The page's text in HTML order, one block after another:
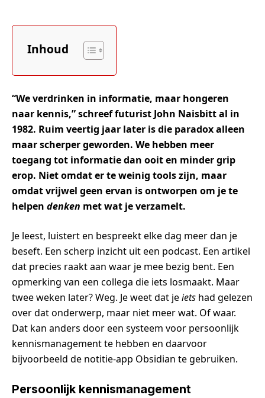
Inhoud
“We verdrinken in informatie, maar hongeren
naar kennis,” schreef futurist John Naisbitt al in
1982. Ruim veertig jaar later is die paradox alleen
maar scherper geworden. We hebben meer
toegang tot informatie dan ooit en minder grip
erop. Niet omdat er te weinig tools zijn, maar
omdat vrijwel geen ervan is ontworpen om je te
helpen denken met wat je verzamelt.
Je leest, luistert en bespreekt elke dag meer dan je
beseft. Een scherp inzicht uit een podcast. Een artikel
dat precies raakt aan waar je mee bezig bent. Een
opmerking van een collega die iets losmaakt. Maar
twee weken later? Weg. Je weet dat jeiets had gelezen
over dat onderwerp, maar niet meer wat. Of waar.
Dat kan anders door een systeem voor persoonlijk
kennismanagement te hebben en daarvoor
bijvoorbeeld de notitie-app Obsidian te gebruiken.
Persoonlijk kennismanagement